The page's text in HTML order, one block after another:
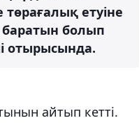
төрағалық етуіне
болып
отырысында.
айтып кетті.